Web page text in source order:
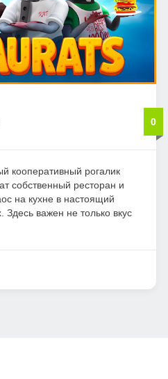
0
кооперативный рогалик
собственный ресторан и
на кухне в настоящий
Здесь важен не только вкус